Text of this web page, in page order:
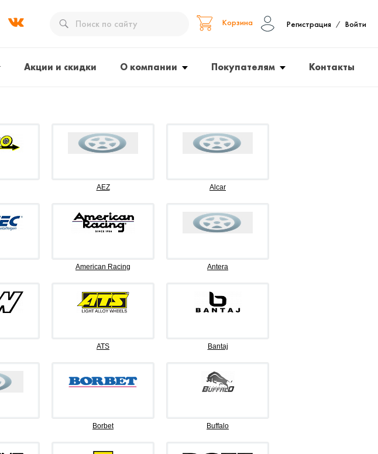
Корзина Регистрация / Войти
Акции и скидки О компании Покупателям Контакты
AEZ Alcar
American Racing Antera
ATS Bantaj
Borbet Buffalo